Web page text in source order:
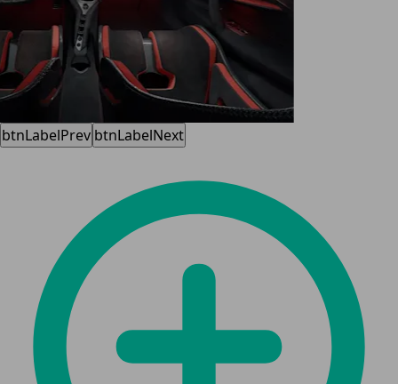
btnLabelPrev btnLabelNext